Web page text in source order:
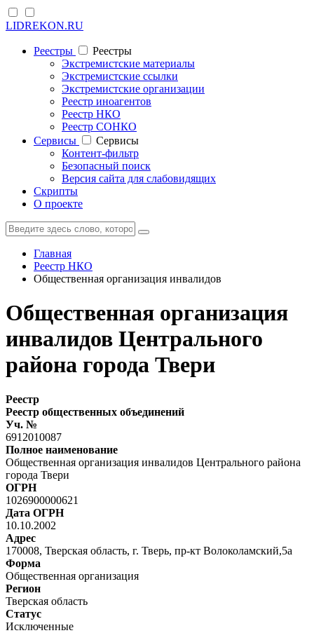
LIDREKON.RU
Реестры
Реестры
Экстремистские материалы
Экстремистские ссылки
Экстремистские организации
Реестр иноагентов
Реестр НКО
Реестр СОНКО
Cервисы
Cервисы
Контент-фильтр
Безопасный поиск
Версия сайта для слабовидящих
Скрипты
О проекте
Главная
Реестр НКО
Общественная организация инвалидов
Общественная организация
инвалидов Центрального
района города Твери
Реестр
Реестр общественных объединений
Уч. №
6912010087
Полное наименование
Общественная организация инвалидов Центрального района
города Твери
ОГРН
1026900000621
Дата ОГРН
10.10.2002
Адрес
170008, Тверская область, г. Тверь, пр-кт Волоколамский,5а
Форма
Общественная организация
Регион
Тверская область
Статус
Исключенные